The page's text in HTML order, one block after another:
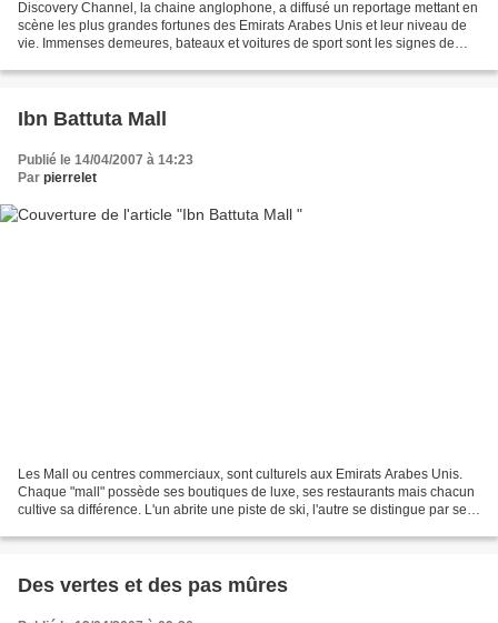
Discovery Channel, la chaine anglophone, a diffusé un reportage mettant en
scène les plus grandes fortunes des Emirats Arabes Unis et leur niveau de
vie. Immenses demeures, bateaux et voitures de sport sont les signes de
Ibn Battuta Mall
Publié le 14/04/2007 à 14:23
Par pierrelet
Les Mall ou centres commerciaux, sont culturels aux Emirats Arabes Unis.
Chaque "mall" possède ses boutiques de luxe, ses restaurants mais chacun
cultive sa différence. L'un abrite une piste de ski, l'autre se distingue par ses
Des vertes et des pas mûres